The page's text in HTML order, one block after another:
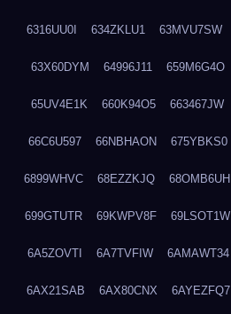
6316UU0I 634ZKLU1 63MVU7SW
63X60DYM 64996J11 659M6G4O
65UV4E1K 660K94O5 663467JW
66C6U597 66NBHAON 675YBKS0
6899WHVC 68EZZKJQ 68OMB6UH
699GTUTR 69KWPV8F 69LSOT1W
6A5ZOVTI 6A7TVFIW 6AMAWT34
6AX21SAB 6AX80CNX 6AYEZFQ7